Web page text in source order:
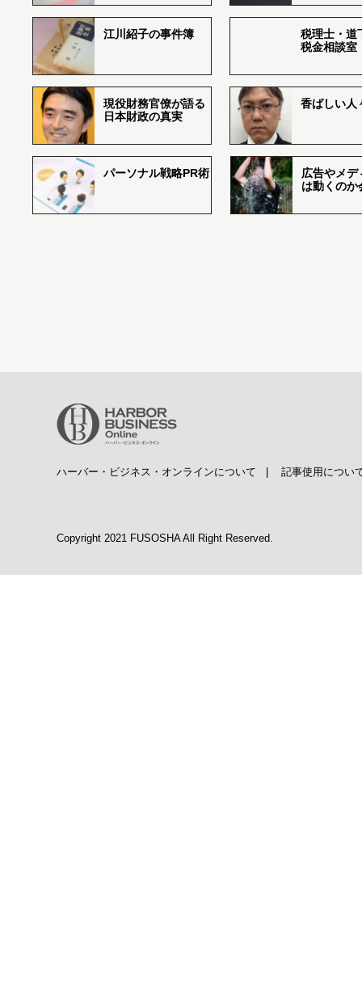
江川紹子の事件簿
税理士・道
税金相談室
現役財務官僚が語る
日本財政の真実
香ばしい
パーソナル戦略PR術
広告やメデ
は動くのか
ハーバー・ビジネス・オンラインについて 記事使用につい
Copyright 2021 FUSOSHA All Right Reserved.